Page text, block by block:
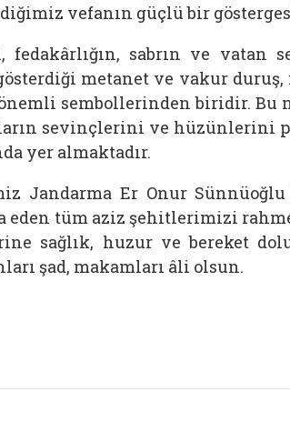
vefanın güçlü bir
sabrın ve vatan
metanet ve vakur
sembollerinden biridir. Bu
sevinçlerini ve hüzünlerini
yer almaktadır.
Jandarma Er Onur Sünnüoğlu
eden tüm aziz şehitlerimizi
sağlık, huzur ve bereket
şad, makamları âli olsun.